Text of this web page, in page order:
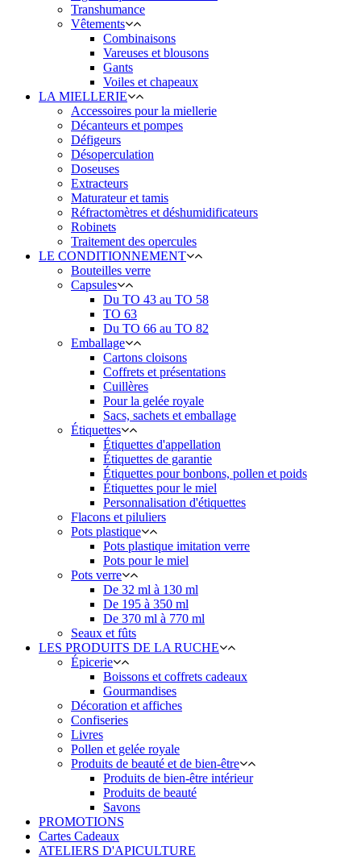
Transhumance
Vêtements
Combinaisons
Vareuses et blousons
Gants
Voiles et chapeaux
LA MIELLERIE
Accessoires pour la miellerie
Décanteurs et pompes
Défigeurs
Désoperculation
Doseuses
Extracteurs
Maturateur et tamis
Réfractomètres et déshumidificateurs
Robinets
Traitement des opercules
LE CONDITIONNEMENT
Bouteilles verre
Capsules
Du TO 43 au TO 58
TO 63
Du TO 66 au TO 82
Emballage
Cartons cloisons
Coffrets et présentations
Cuillères
Pour la gelée royale
Sacs, sachets et emballage
Étiquettes
Étiquettes d'appellation
Étiquettes de garantie
Étiquettes pour bonbons, pollen et poids
Étiquettes pour le miel
Personnalisation d'étiquettes
Flacons et piluliers
Pots plastique
Pots plastique imitation verre
Pots pour le miel
Pots verre
De 32 ml à 130 ml
De 195 à 350 ml
De 370 ml à 770 ml
Seaux et fûts
LES PRODUITS DE LA RUCHE
Épicerie
Boissons et coffrets cadeaux
Gourmandises
Décoration et affiches
Confiseries
Livres
Pollen et gelée royale
Produits de beauté et de bien-être
Produits de bien-être intérieur
Produits de beauté
Savons
PROMOTIONS
Cartes Cadeaux
ATELIERS D'APICULTURE